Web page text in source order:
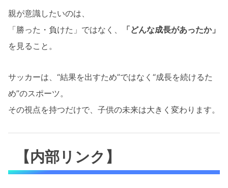
親が意識したいのは、
「勝った・負けた」ではなく、
「どんな成長があったか」
を見ること。
サッカーは、“結果を出すため”ではなく“成長を続けるた
め”のスポーツ。
その視点を持つだけで、子供の未来は大きく変わります。
【内部リンク】